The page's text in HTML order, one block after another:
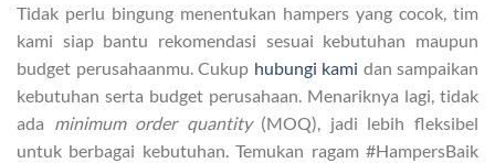
Tidak perlu bingung menentukan hampers yang cocok, tim
kami siap bantu rekomendasi sesuai kebutuhan maupun
budget perusahaanmu. Cukup hubungi kami dan sampaikan
kebutuhan serta budget perusahaan. Menariknya lagi, tidak
ada minimum order quantity(MOQ), jadi lebih fleksibel
untuk berbagai kebutuhan. Temukan ragam #HampersBaik